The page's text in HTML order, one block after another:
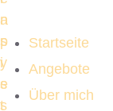
Startseite
Angebote
Über mich